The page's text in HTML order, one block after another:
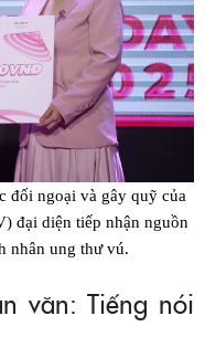
đối ngoại và gây quỹ của
đại diện tiếp nhận nguồn
nhân ung thư vú.
văn: Tiếng nói